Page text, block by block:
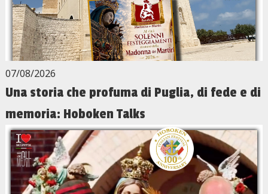
07/08/2026
Una storia che profuma di Puglia, di fede e di
memoria: Hoboken Talks